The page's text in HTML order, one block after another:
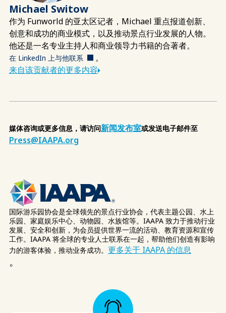
Michael Switow
作为 Funworld 的亚太区记者，Michael 重点报道创新、
创意和成功的商业模式，以及推动景点行业发展的人物。
他还是一名专业主持人和商业领导力书籍的合著者。
在 LinkedIn 上与他联系
。
来自该贡献者的更多内容
媒体咨询或更多信息，请访问新闻发布室或发送电子邮件至
Press@IAAPA.org
国际游乐园协会是全球领先的景点行业协会，代表主题公园、水上
乐园、家庭娱乐中心、动物园、水族馆等。IAAPA 致力于推动行业
发展、安全和创新，为会员提供世界一流的活动、教育资源和宣传
工作。IAAPA 将全球的专业人士联系在一起，帮助他们创造有影响
力的游客体验，推动业务成功。 更多关于 IAAPA 的信息
。